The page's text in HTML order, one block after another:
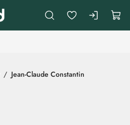
Jean-Claude Constantin